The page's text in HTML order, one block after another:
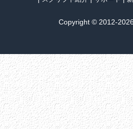
Copyright © 2012-